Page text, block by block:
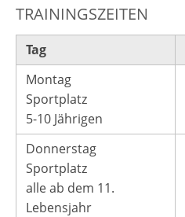
TRAININGSZEITEN
Tag
Montag
Sportplatz
5-10 Jährigen
Donnerstag
Sportplatz
alle ab dem 11.
Lebensjahr